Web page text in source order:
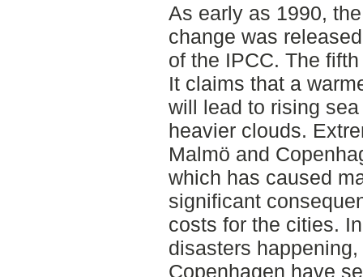
As early as 1990,
change was
of the IPCC. The
It claims that a
will lead to rising
heavier clouds.
Malmö and
which has caused
significant
costs for the cities.
disasters
Copenhagen have